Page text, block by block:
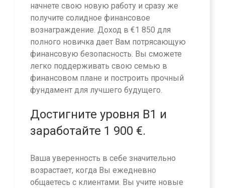
начнете свою новую работу и сразу же
получите солидное финансовое
вознаграждение. Доход в €1 850 для
полного новичка дает Вам потрясающую
финансовую безопасность. Вы сможете
легко поддерживать свою семью в
финансовом плане и построить прочный
фундамент для лучшего будущего.
Достигните уровня B1 и
заработайте 1 900 €.
Ваша уверенность в себе значительно
возрастает, когда Вы ежедневно
общаетесь с клиентами. Вы учите новые